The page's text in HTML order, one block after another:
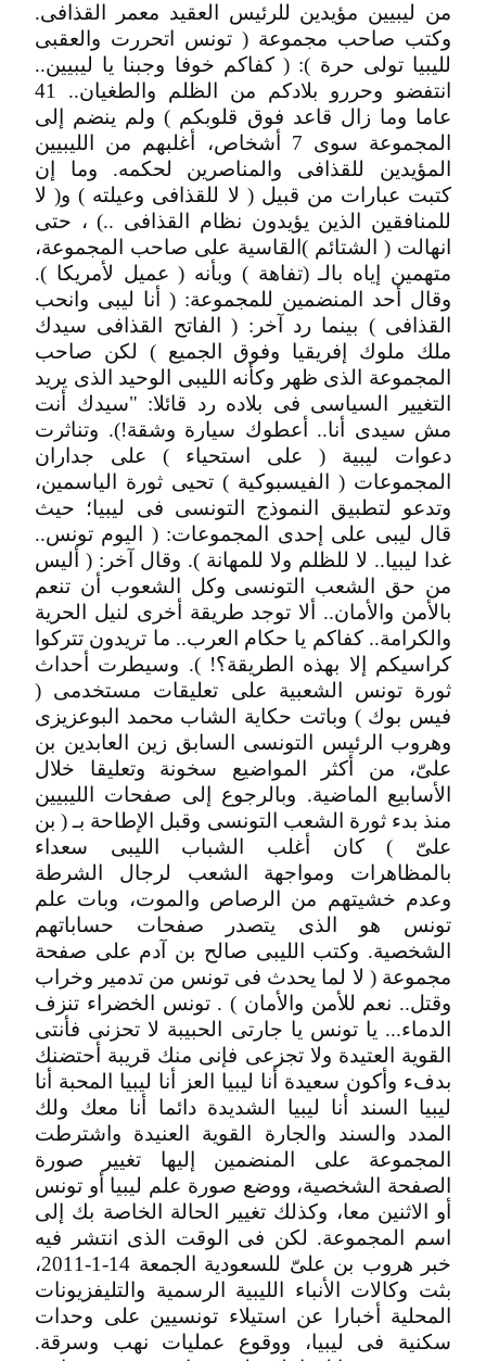
من ليبيين مؤيدين للرئيس العقيد معمر القذافى.
وكتب صاحب مجموعة ( تونس اتحررت والعقبى
لليبيا تولى حرة ): ( كفاكم خوفا وجبنا يا ليبيين..
انتفضو وحررو بلادكم من الظلم والطغيان.. 41
عاما وما زال قاعد فوق قلوبكم ) ولم ينضم إلى
المجموعة سوى 7 أشخاص، أغلبهم من الليبيين
المؤيدين للقذافى والمناصرين لحكمه. وما إن
كتبت عبارات من قبيل ( لا للقذافى وعيلته ) و( لا
للمنافقين الذين يؤيدون نظام القذافى ..) ، حتى
انهالت ( الشتائم )القاسية على صاحب المجموعة،
متهمين إياه بالـ (تفاهة ) وبأنه ( عميل لأمريكا ).
وقال أحد المنضمين للمجموعة: ( أنا ليبى وانحب
القذافى ) بينما رد آخر: ( الفاتح القذافى سيدك
ملك ملوك إفريقيا وفوق الجميع ) لكن صاحب
المجموعة الذى ظهر وكأنه الليبى الوحيد الذى يريد
التغيير السياسى فى بلاده رد قائلا: "سيدك أنت
مش سيدى أنا.. أعطوك سيارة وشقة!). وتناثرت
دعوات ليبية ( على استحياء ) على جداران
المجموعات ( الفيسبوكية ) تحيى ثورة الياسمين،
وتدعو لتطبيق النموذج التونسى فى ليبيا؛ حيث
قال ليبى على إحدى المجموعات: ( اليوم تونس..
غدا ليبيا.. لا للظلم ولا للمهانة ). وقال آخر: ( أليس
من حق الشعب التونسى وكل الشعوب أن تنعم
بالأمن والأمان.. ألا توجد طريقة أخرى لنيل الحرية
والكرامة.. كفاكم يا حكام العرب.. ما تريدون تتركوا
كراسيكم إلا بهذه الطريقة؟! ). وسيطرت أحداث
ثورة تونس الشعبية على تعليقات مستخدمى (
فيس بوك ) وباتت حكاية الشاب محمد البوعزيزى
وهروب الرئيس التونسى السابق زين العابدين بن
علىّ، من أكثر المواضيع سخونة وتعليقا خلال
الأسابيع الماضية. وبالرجوع إلى صفحات الليبيين
منذ بدء ثورة الشعب التونسى وقبل الإطاحة بـ ( بن
علىّ ) كان أغلب الشباب الليبى سعداء
بالمظاهرات ومواجهة الشعب لرجال الشرطة
وعدم خشيتهم من الرصاص والموت، وبات علم
تونس هو الذى يتصدر صفحات حساباتهم
الشخصية. وكتب الليبى صالح بن آدم على صفحة
مجموعة ( لا لما يحدث فى تونس من تدمير وخراب
وقتل.. نعم للأمن والأمان ) . تونس الخضراء تنزف
الدماء... يا تونس يا جارتى الحبيبة لا تحزنى فأنتى
القوية العتيدة ولا تجزعى فإنى منك قريبة أحتضنك
بدفء وأكون سعيدة أنا ليبيا العز أنا ليبيا المحبة أنا
ليبيا السند أنا ليبيا الشديدة دائما أنا معك ولك
المدد والسند والجارة القوية العنيدة واشترطت
المجموعة على المنضمين إليها تغيير صورة
الصفحة الشخصية، ووضع صورة علم ليبيا أو تونس
أو الاثنين معا، وكذلك تغيير الحالة الخاصة بك إلى
اسم المجموعة. لكن فى الوقت الذى انتشر فيه
خبر هروب بن علىّ للسعودية الجمعة 14-1-2011،
بثت وكالات الأنباء الليبية الرسمية والتليفزيونات
المحلية أخبارا عن استيلاء تونسيين على وحدات
سكنية فى ليبيا، ووقوع عمليات نهب وسرقة.